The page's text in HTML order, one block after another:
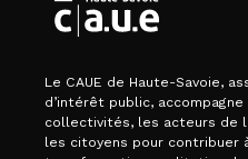
Le CAUE de Haute-Savoie,
d’intérêt public,
collectivités, les acteurs de
les citoyens pour contribuer